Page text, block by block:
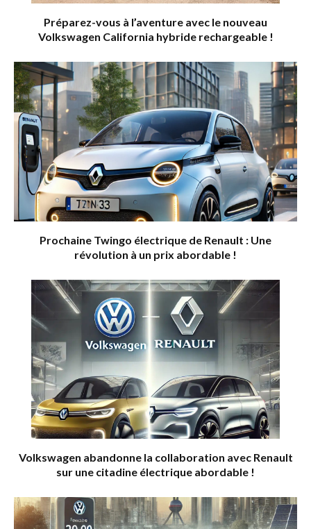
Préparez-vous à l’aventure avec le nouveau
Volkswagen California hybride rechargeable !
Prochaine Twingo électrique de Renault : Une
révolution à un prix abordable !
Volkswagen abandonne la collaboration avec Renault
sur une citadine électrique abordable !